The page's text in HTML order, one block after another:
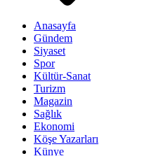
Anasayfa
Gündem
Siyaset
Spor
Kültür-Sanat
Turizm
Magazin
Sağlık
Ekonomi
Köşe Yazarları
Künye